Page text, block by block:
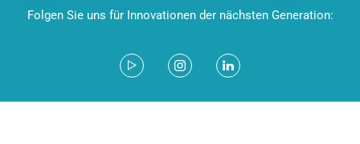
Folgen Sie uns für Innovationen der nächsten Generation: